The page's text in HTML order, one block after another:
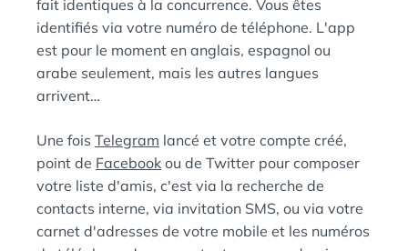
fait identiques à la concurrence. Vous êtes
identifiés via votre numéro de téléphone. L'app
est pour le moment en anglais, espagnol ou
arabe seulement, mais les autres langues
arrivent…
Une fois Telegram lancé et votre compte créé,
point de Facebook ou de Twitter pour composer
votre liste d'amis, c'est via la recherche de
contacts interne, via invitation SMS, ou via votre
carnet d'adresses de votre mobile et les numéros